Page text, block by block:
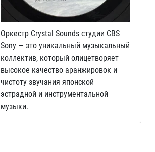
Оркестр Crystal Sounds студии CBS
Sony — это уникальный музыкальный
коллектив, который олицетворяет
высокое качество аранжировок и
чистоту звучания японской
эстрадной и инструментальной
музыки.